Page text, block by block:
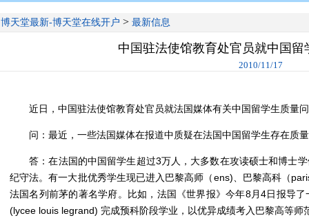
博天堂最新-博天堂在线开户 > 最新信息
中国驻法使馆教育处官员就中国留
2010/11/17
近日，中国驻法使馆教育处官员就法国媒体有关中国留学生质量问
问：最近，一些法国媒体在报道中质疑在法国中国留学生存在质量
答：在法国的中国留学生超过3万人，大多数在攻读硕士和博士学
纪守法。有一大批优秀学生现已进入巴黎高师（ens)、巴黎高科（
法国名列前茅的著名学府。比如，法国《世界报》今年8月4日报导
(lycee louis legrand) 完成预科阶段学业，以优异成绩考入巴黎高等师